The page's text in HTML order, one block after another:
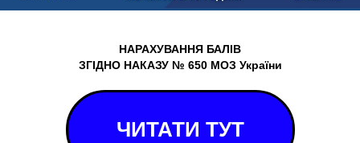
НАРАХУВАННЯ БАЛІВ
ЗГІДНО НАКАЗУ № 650 МОЗ України
ЧИТАТИ ТУТ